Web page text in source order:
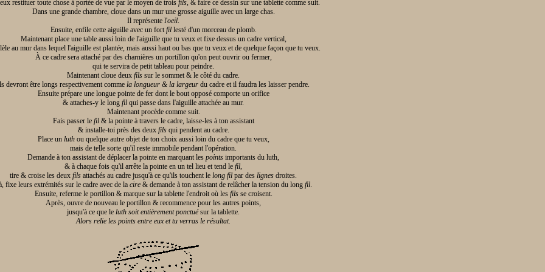
restituer toute chose à portée de vue par le moyen de trois fils, & faire ce dessin sur une tablette comme suit.
Dans une grande chambre, cloue dans un mur une grosse aiguille avec un large chas.
Il représente l'oeil.
Ensuite, enfile cette aiguille avec un fort fillesté d'un morceau de plomb.
Maintenant place une table aussi loin de l'aiguille que tu veux et fixe dessus un cadre vertical,
au mur dans lequel l'aiguille est plantée, mais aussi haut ou bas que tu veux et de quelque façon que tu veux.
À ce cadre sera attaché par des charnières un portillon qu'on peut ouvrir ou fermer,
qui te servira de petit tableau pour peindre.
Maintenant cloue deux fils sur le sommet & le côté du cadre.
devront être longs respectivement comme la longueur & la largeur du cadre et il faudra les laisser pendre.
Ensuite prépare une longue pointe de fer dont le bout opposé comporte un orifice
& attaches-y le long fil qui passe dans l'aiguille attachée au mur.
Maintenant procède comme suit.
Fais passer le fil& la pointe à travers le cadre, laisse-les à ton assistant
& installe-toi près des deux filsqui pendent au cadre.
Place un luthou quelque autre objet de ton choix aussi loin du cadre que tu veux,
mais de telle sorte qu'il reste immobile pendant l'opération.
Demande à ton assistant de déplacer la pointe en marquant les points importants du luth,
& à chaque fois qu'il arrête la pointe en un tel lieu et tend le fil,
tire & croise les deux fils attachés au cadre jusqu'à ce qu'ils touchent le long fil par des lignes droites.
fixe leurs extrémités sur le cadre avec de la cire & demande à ton assistant de relâcher la tension du long fil.
Ensuite, referme le portillon & marque sur la tablette l'endroit où les filsse croisent.
Après, ouvre de nouveau le portillon & recommence pour les autres points,
jusqu'à ce que le luth soit entièrement ponctuésur la tablette.
Alors relie les points entre eux et tu verras le résultat.